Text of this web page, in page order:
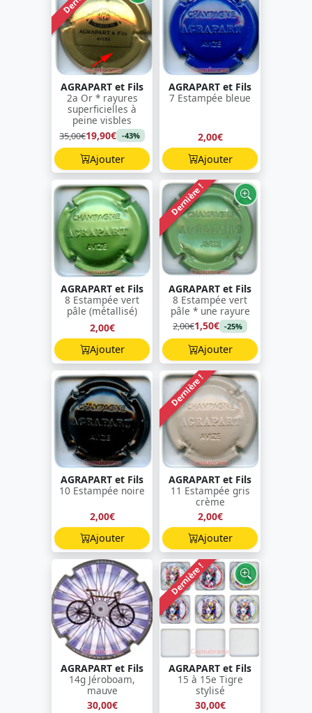
AGRAPART et Fils
2a Or * rayures
superficielles à
peine visbles
35,00€19,90€ -43%
Ajouter
AGRAPART et Fils
7 Estampée bleue
2,00€
Ajouter
AGRAPART et Fils
8 Estampée vert
pâle (métallisé)
2,00€
Ajouter
Dernière !
AGRAPART et Fils
8 Estampée vert
pâle * une rayure
2,00€1,50€ -25%
Ajouter
AGRAPART et Fils
10 Estampée noire
2,00€
Ajouter
Dernière !
AGRAPART et Fils
11 Estampée gris
crème
2,00€
Ajouter
AGRAPART et Fils
14g Jéroboam,
mauve
30,00€
Dernière !
AGRAPART et Fils
15 à 15e Tigre
stylisé
30,00€